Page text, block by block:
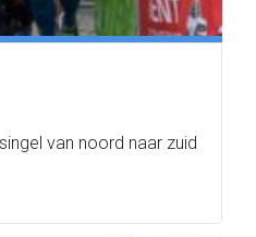
van noord naar zuid